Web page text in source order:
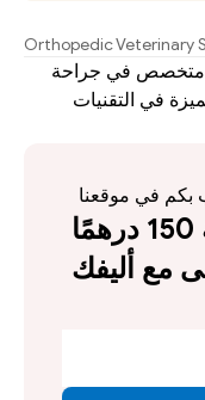
Orthopedic Veterinary
بكم في موقعنا